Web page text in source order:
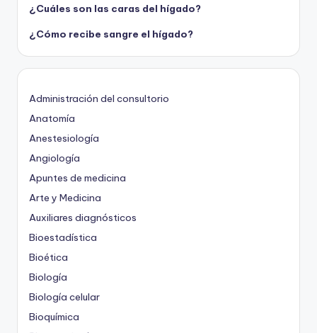
¿Cuáles son las caras del hígado?
¿Cómo recibe sangre el hígado?
Administración del consultorio
Anatomía
Anestesiología
Angiología
Apuntes de medicina
Arte y Medicina
Auxiliares diagnósticos
Bioestadística
Bioética
Biología
Biología celular
Bioquímica